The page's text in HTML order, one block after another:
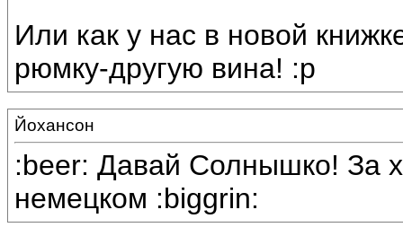
Или как у нас в новой
рюмку-другую вина! :p
Йохансон
:beer: Давай Солнышко! За
немецком :biggrin: